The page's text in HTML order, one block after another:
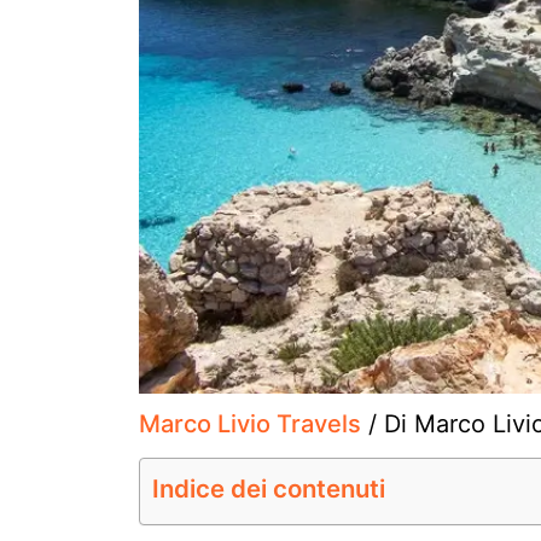
Marco Livio Travels / Di Marco
Indice dei contenuti